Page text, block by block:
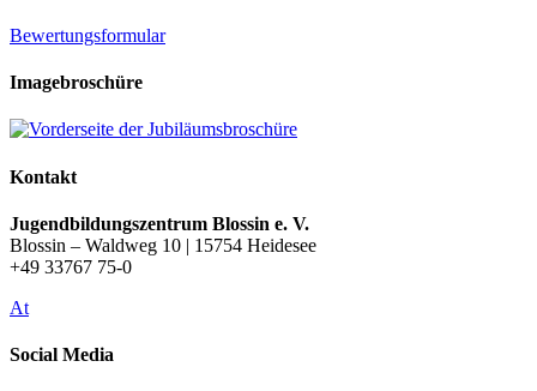
Bewertungsformular
Imagebroschüre
Kontakt
Jugendbildungszentrum Blossin e. V.
Blossin – Waldweg 10 | 15754 Heidesee
+49 33767 75-0
At
Social Media